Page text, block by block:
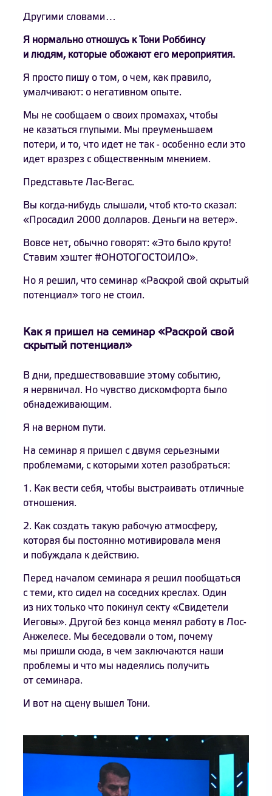
Другими словами…
Я нормально отношусь к Тони Роббинсу
и людям, которые обожают его мероприятия.
Я просто пишу о том, о чем, как правило,
умалчивают: о негативном опыте.
Мы не сообщаем о своих промахах, чтобы
не казаться глупыми. Мы преуменьшаем
потери, и то, что идет не так - особенно если это
идет вразрез с общественным мнением.
Представьте Лас-Вегас.
Вы когда-нибудь слышали, чтоб кто-то сказал:
«Просадил 2000 долларов. Деньги на ветер».
Вовсе нет, обычно говорят: «Это было круто!
Ставим хэштег #ОНОТОГОСТОИЛО».
Но я решил, что семинар «Раскрой свой скрытый
потенциал» того не стоил.
Как я пришел на семинар «Раскрой свой
скрытый потенциал»
В дни, предшествовавшие этому событию,
я нервничал. Но чувство дискомфорта было
обнадеживающим.
Я на верном пути.
На семинар я пришел с двумя серьезными
проблемами, с которыми хотел разобраться:
1. Как вести себя, чтобы выстраивать отличные
отношения.
2. Как создать такую рабочую атмосферу,
которая бы постоянно мотивировала меня
и побуждала к действию.
Перед началом семинара я решил пообщаться
с теми, кто сидел на соседних креслах. Один
из них только что покинул секту «Свидетели
Иеговы». Другой без конца менял работу в Лос-
Анжелесе. Мы беседовали о том, почему
мы пришли сюда, в чем заключаются наши
проблемы и что мы надеялись получить
от семинара.
И вот на сцену вышел Тони.